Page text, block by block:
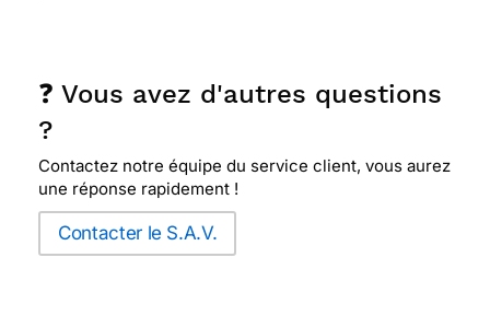
❓ Vous avez d'autres questions
?
Contactez notre équipe du service client, vous aurez
une réponse rapidement !
Contacter le S.A.V.